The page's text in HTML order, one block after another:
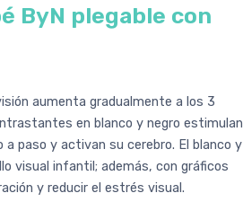
ByN plegable con
aumenta gradualmente a los 3
en blanco y negro estimulan
a paso y activan su cerebro. El blanco y
visual infantil; además, con gráficos
y reducir el estrés visual.